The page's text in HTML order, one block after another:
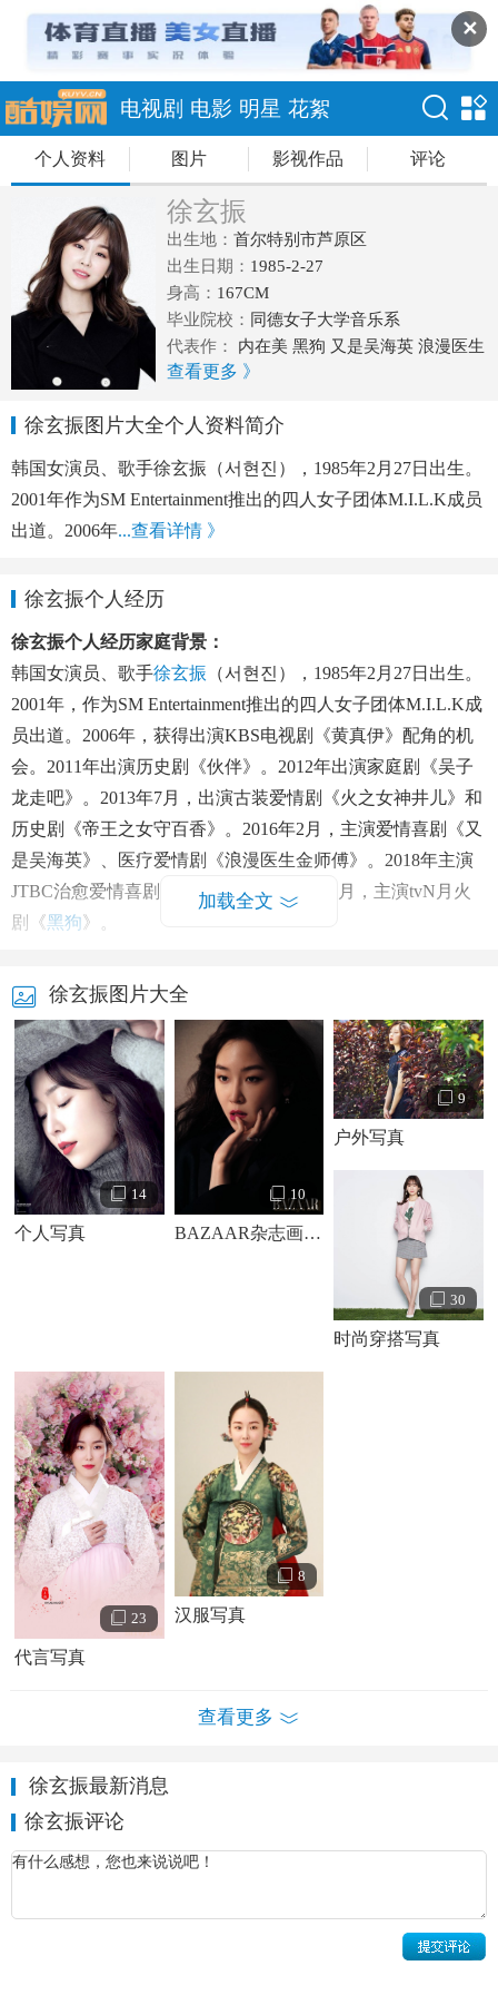
✕
电视剧 电影 明星 花絮
个人资料 图片 影视作品 评论
徐玄振
出生地： 首尔特别市芦原区
出生日期： 1985-2-27
身高： 167CM
毕业院校： 同德女子大学音乐系
代表作：
内在美 黑狗 又是吴海英 浪漫医生
金师傅 一起吃饭吧2 帝王之女守百香 伙伴
查看更多 》
徐玄振图片大全个人资料简介
韩国女演员、歌手徐玄振（서현진），1985年2月27日出生。
2001年作为SM Entertainment推出的四人女子团体M.I.L.K成员
出道。2006年...查看详情 》
徐玄振个人经历
徐玄振个人经历家庭背景：
韩国女演员、歌手徐玄振 （서현진），1985年2月27日出生。
2001年，作为SM Entertainment推出的四人女子团体M.I.L.K成
员出道。2006年，获得出演KBS电视剧《黄真伊》配角的机
会。2011年出演历史剧《伙伴》。2012年出演家庭剧《吴子
龙走吧》。2013年7月，出演古装爱情剧《火之女神井儿》和
历史剧《帝王之女守百香》。2016年2月，主演爱情喜剧《又
是吴海英》、医疗爱情剧《浪漫医生金师傅》。2018年主演
JTBC治愈爱情喜剧《内在美》。2019年12月，主演tvN月火
剧《黑狗》。
徐玄振个人资料简介 徐玄振个人写真 徐玄振高清写真
员之一，以歌手身份出道。2003年组合宣布解散。2006年，
徐玄振通过出演音乐剧《Sound of Music》开始踏上演员之
路，此后经历了近五年的音乐剧演艺时期。10月，获得出演
金哲奎执导的古装爱情剧《黄真伊》配角的机会，在剧中饰
演恩浩未婚妻郑佳恩，该剧改编自金琸桓的长篇小说《我，
黄真伊》。2007年3月，出演俞哲勇执导的职业爱情剧
《H.I.T》，在剧中饰演张熙珍。2009年，与SM Entertainment
解约，同年加入DS Entertainment，开始专注于戏剧的演出。
2010年6月，主演好友
振首次担纲女主角的电影作品。
加载全文
徐玄振图片大全
14
个人写真
10
BAZAAR杂志画报写真
9
户外写真
30
时尚穿搭写真
23
代言写真
8
汉服写真
查看更多
徐玄振最新消息
徐玄振评论